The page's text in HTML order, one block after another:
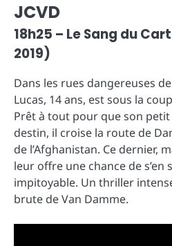
JCVD
18h25 – Le Sang du
2019)
Dans les rues dangereuses
Lucas, 14 ans, est sous la
Prêt à tout pour que son
destin, il croise la route de
de l’Afghanistan. Ce dernier,
leur offre une chance de
impitoyable. Un thriller
brute de Van Damme.